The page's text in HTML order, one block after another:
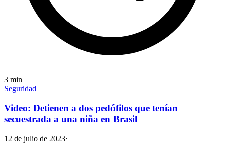
3 min
Seguridad
Video: Detienen a dos pedófilos que tenían
secuestrada a una niña en Brasil
12 de julio de 2023·